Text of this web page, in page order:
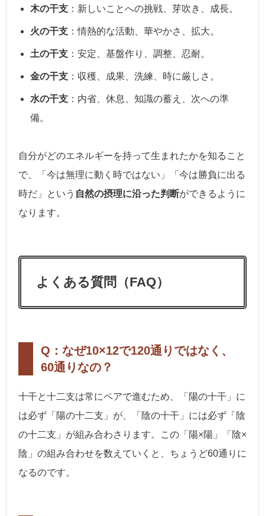
木の干支 ：新しいことへの挑戦、芽吹き、成長。
火の干支 ：情熱的な活動、華やかさ、拡大。
土の干支 ：安定、基盤作り、調整、忍耐。
金の干支 ：収穫、成果、洗練、時に厳しさ。
水の干支 ：内省、休息、知識の蓄え、次への準
備。
自分がどのエネルギーを持って生まれたかを知ること
で、「今は無理に動く時ではない」「今は勝負に出る
時だ」という 自然の摂理に沿った判断ができるように
なります。
よくある質問（FAQ）
Q：なぜ10×12で120通りではなく、
60通りなの？
十干と十二支は常にペアで進むため、「陽の十干」に
は必ず「陽の十二支」が、「陰の十干」には必ず「陰
の十二支」が組み合わさります。この「陽×陽」「陰×
陰」の組み合わせを数えていくと、ちょうど60通りに
なるのです。